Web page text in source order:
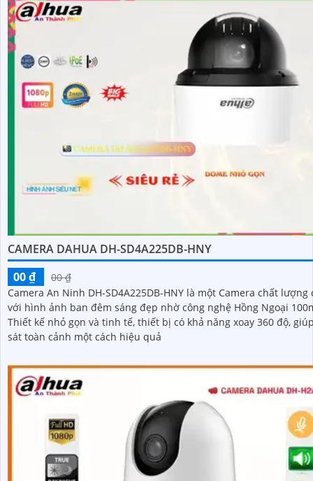
CAMERA DAHUA DH-SD4A225DB-HNY
00 ₫
00 ₫
Camera An Ninh DH-SD4A225DB-HNY là một Camera chất lượng
với hình ảnh ban đêm sáng đẹp nhờ công nghệ Hồng Ngoại
Thiết kế nhỏ gọn và tinh tế, thiết bị có khả năng xoay 360 độ,
sát toàn cảnh một cách hiệu quả